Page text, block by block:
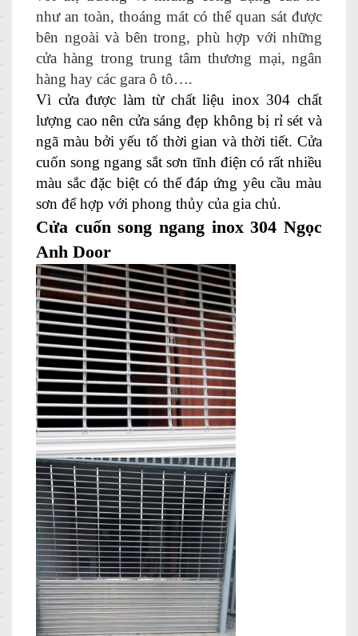
như an toàn, thoáng mát có thể quan sát được
bên ngoài và bên trong, phù hợp với những
cửa hàng trong trung tâm thương mại, ngân
hàng hay các gara ô tô….
Vì cửa được làm từ chất liệu inox 304 chất
lượng cao nên cửa sáng đẹp không bị rỉ sét và
ngã màu bởi yếu tố thời gian và thời tiết. Cửa
cuốn song ngang sắt sơn tĩnh điện có rất nhiều
màu sắc đặc biệt có thể đáp ứng yêu cầu màu
sơn để hợp với phong thủy của gia chủ.
Cửa cuốn song ngang inox 304 Ngọc
Anh Door